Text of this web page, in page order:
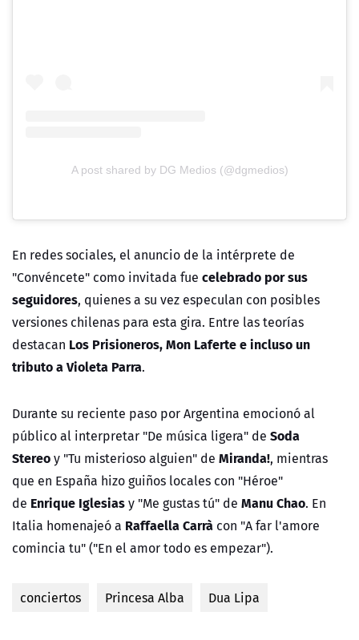
A post shared by DG Medios (@dgmedios)
En redes sociales, el anuncio de la intérprete de
"Convéncete" como invitada fue celebrado por sus
seguidores, quienes a su vez especulan con posibles
versiones chilenas para esta gira. Entre las teorías
destacan Los Prisioneros, Mon Laferte e incluso un
tributo a Violeta Parra.
Durante su reciente paso por Argentina emocionó al
público al interpretar "De música ligera" de Soda
Stereoy "Tu misterioso alguien" de Miranda!, mientras
que en España hizo guiños locales con "Héroe"
de Enrique Iglesiasy "Me gustas tú" de Manu Chao. En
Italia homenajeó a Raffaella Carrà con "A far l'amore
comincia tu" ("En el amor todo es empezar").
conciertos Princesa Alba Dua Lipa